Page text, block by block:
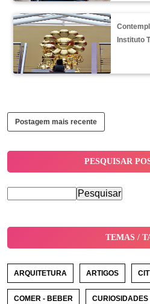
Instituto
Postagem mais recente
PESQUISAR
TEMAS /
ARQUITETURA ARTIGOS
COMER - BEBER CURIOSIDADES